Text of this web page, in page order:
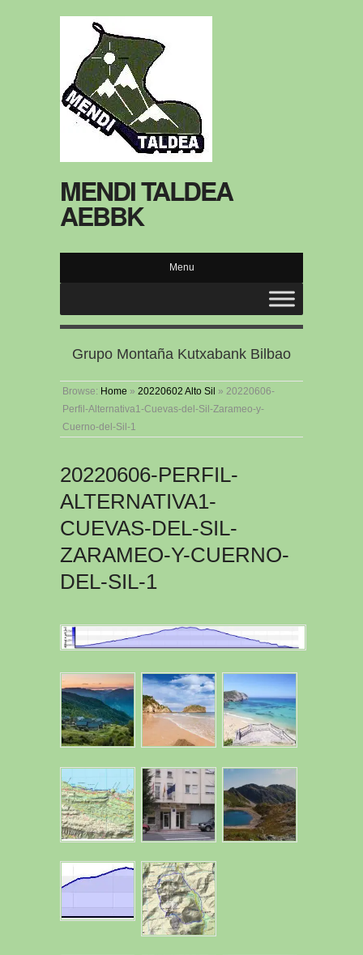
MENDI TALDEA
AEBBK
Menu
Grupo Montaña Kutxabank Bilbao
Browse: Home » 20220602 Alto Sil » 20220606-
Perfil-Alternativa1-Cuevas-del-Sil-Zarameo-y-
Cuerno-del-Sil-1
20220606-PERFIL-
ALTERNATIVA1-
CUEVAS-DEL-SIL-
ZARAMEO-Y-CUERNO-
DEL-SIL-1